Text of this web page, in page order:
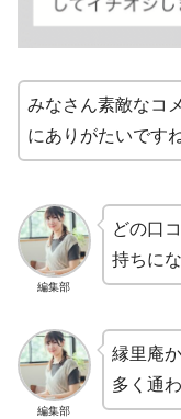
みなさん素敵なコ
にありがたいですね
編集部
どの口
持ちに
編集部
縁里庵
多く通